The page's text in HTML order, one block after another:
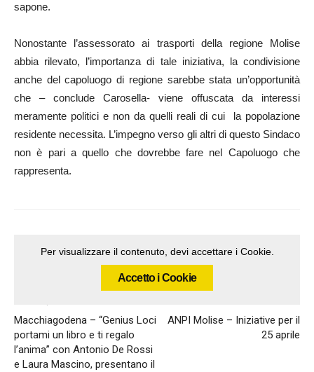
sapone.
Nonostante l’assessorato ai trasporti della regione Molise
abbia rilevato, l’importanza di tale iniziativa, la condivisione
anche del capoluogo di regione sarebbe stata un’opportunità
che – conclude Carosella- viene offuscata da interessi
meramente politici e non da quelli reali di cui la popolazione
residente necessita. L’impegno verso gli altri di questo Sindaco
non è pari a quello che dovrebbe fare nel Capoluogo che
rappresenta.
Per visualizzare il contenuto, devi accettare i Cookie.
Accetto i Cookie
Macchiagodena – “Genius Loci
portami un libro e ti regalo
l’anima” con Antonio De Rossi
e Laura Mascino, presentano il
ANPI Molise – Iniziative per il
25 aprile